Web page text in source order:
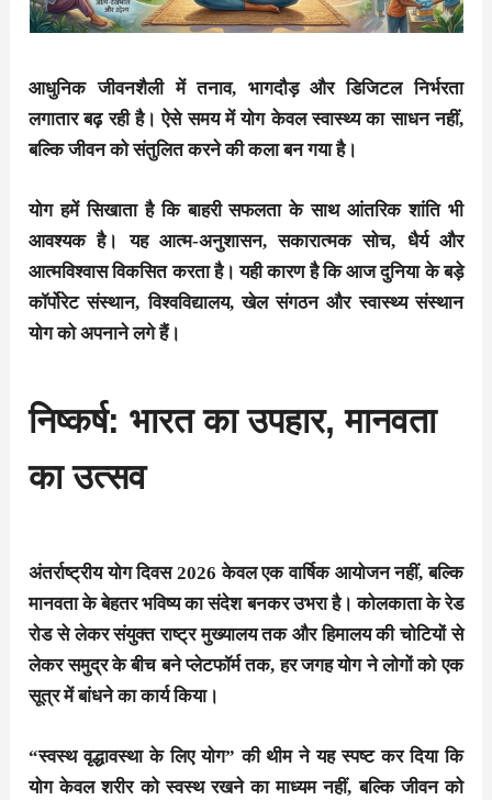
आधुनिक जीवनशैली में तनाव, भागदौड़ और डिजिटल निर्भरता
लगातार बढ़ रही है। ऐसे समय में योग केवल स्वास्थ्य का साधन नहीं,
बल्कि जीवन को संतुलित करने की कला बन गया है।
योग हमें सिखाता है कि बाहरी सफलता के साथ आंतरिक शांति भी
आवश्यक है। यह आत्म-अनुशासन, सकारात्मक सोच, धैर्य और
आत्मविश्वास विकसित करता है। यही कारण है कि आज दुनिया के बड़े
कॉर्पोरेट संस्थान, विश्वविद्यालय, खेल संगठन और स्वास्थ्य संस्थान
योग को अपनाने लगे हैं।
निष्कर्ष: भारत का उपहार, मानवता
का उत्सव
अंतर्राष्ट्रीय योग दिवस 2026 केवल एक वार्षिक आयोजन नहीं, बल्कि
मानवता के बेहतर भविष्य का संदेश बनकर उभरा है। कोलकाता के रेड
रोड से लेकर संयुक्त राष्ट्र मुख्यालय तक और हिमालय की चोटियों से
लेकर समुद्र के बीच बने प्लेटफॉर्म तक, हर जगह योग ने लोगों को एक
सूत्र में बांधने का कार्य किया।
“स्वस्थ वृद्धावस्था के लिए योग” की थीम ने यह स्पष्ट कर दिया कि
योग केवल शरीर को स्वस्थ रखने का माध्यम नहीं, बल्कि जीवन को